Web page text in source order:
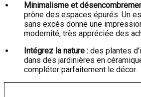
Minimalisme et
prône des espaces épurés. Un
sans excès donne une
modernité, très appréciée des
Intégrez la nature : des plantes
dans des jardinières en
compléter parfaitement le décor.